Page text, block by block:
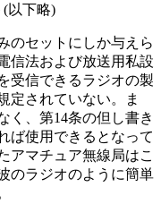
(以下略)
のセットにしか与えら
信法および放送用私設
受信できるラジオの製
定されていない。ま
く、第14条の但し書き
ば使用できるとなって
アマチュア無線局はこ
のラジオのように簡単